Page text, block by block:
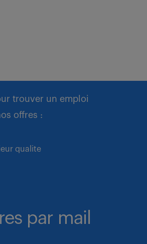
trouver un emploi
offres :
qualite
par mail